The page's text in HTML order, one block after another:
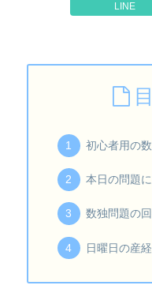
LINE
初心者用の
本日の問題
数独問題の
日曜日の産